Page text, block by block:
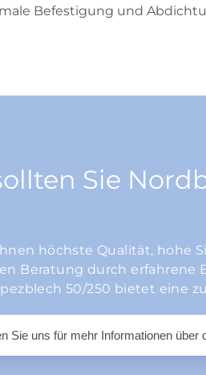
Befestigung und
Sie
höchste Qualität, hohe
Beratung durch
50/250 bietet eine
Sie uns für mehr Informationen über